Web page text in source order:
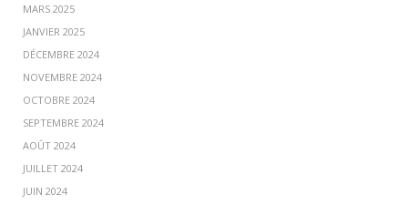
MARS 2025
JANVIER 2025
DÉCEMBRE 2024
NOVEMBRE 2024
OCTOBRE 2024
SEPTEMBRE 2024
AOÛT 2024
JUILLET 2024
JUIN 2024